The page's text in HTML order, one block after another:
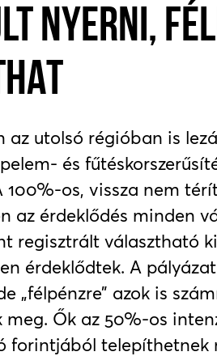
NYERNI,
az utolsó régióban is
és
100%-os, vissza nem
az érdeklődés minden
regisztrált választható
érdeklődtek. A
„félpénzre” azok is
meg. Ők az 50%-os
forintjából telepíthetnek